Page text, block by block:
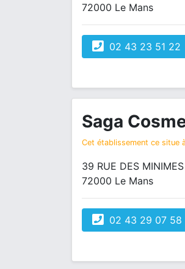
72000 Le Mans
02 43 23 51 22
Saga
Cet établissement ce situe
39 RUE DES MINIMES
72000 Le Mans
02 43 29 07 58